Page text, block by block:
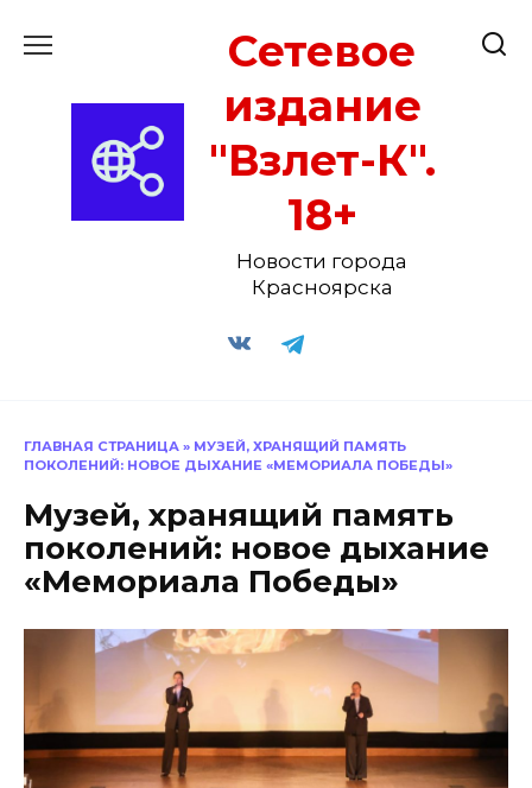
Сетевое
издание
"Взлет-К".
18+
Новости города
Красноярска
ГЛАВНАЯ СТРАНИЦА » МУЗЕЙ, ХРАНЯЩИЙ ПАМЯТЬ
ПОКОЛЕНИЙ: НОВОЕ ДЫХАНИЕ «МЕМОРИАЛА ПОБЕДЫ»
Музей, хранящий память
поколений: новое дыхание
«Мемориала Победы»